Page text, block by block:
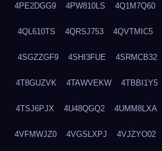
4PE2DGG9 4PW810LS 4Q1M7Q60
4QL610TS 4QRSJ753 4QVTMIC5
4SGZZGF9 4SHI3FUE 4SRMCB32
4T8GUZVK 4TAWVEKW 4TBBI1Y5
4TSJ6PJX 4U48QGQ2 4UMM8LXA
4VFMWJZ0 4VGSLXPJ 4VJZYO02